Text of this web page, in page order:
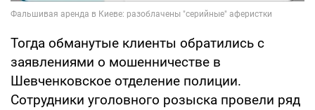
Тогда обманутые клиенты обратились с
заявлениями о мошенничестве в
Шевченковское отделение полиции.
Сотрудники уголовного розыска провели ряд